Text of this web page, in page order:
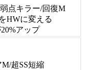
点キラー/回復M
HWに変える
アップ
超SS短縮